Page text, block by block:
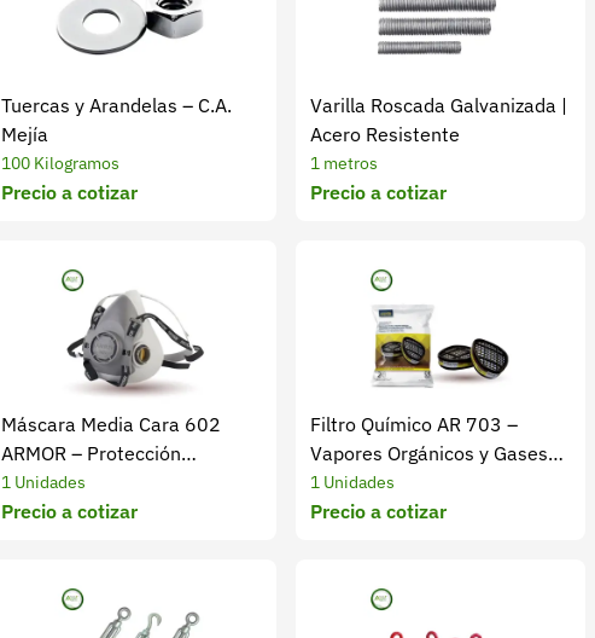
Tuercas y Arandelas – C.A.
Mejía
100 Kilogramos
Precio a cotizar
Varilla Roscada Galvanizada |
Acero Resistente
1 metros
Precio a cotizar
Máscara Media Cara 602
ARMOR – Protección
Respiratoria Agro e Industria
1 Unidades
Precio a cotizar
Filtro Químico AR 703 –
Vapores Orgánicos y Gases
Ácidos
1 Unidades
Precio a cotizar